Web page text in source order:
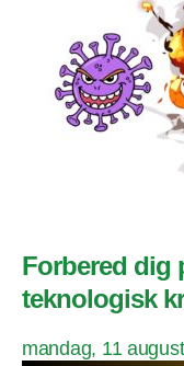
Forbered dig
teknologisk
mandag, 11